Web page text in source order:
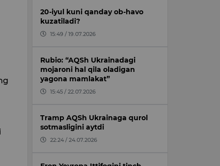
20-iyul kuni qanday ob-havo
kuzatiladi?
15:49 / 19.07.2026
Rubio: “AQSh Ukrainadagi
mojaroni hal qila oladigan
yagona mamlakat”
15:45 / 22.07.2026
Tramp AQSh Ukrainaga qurol
sotmasligini aytdi
22:24 / 24.07.2026